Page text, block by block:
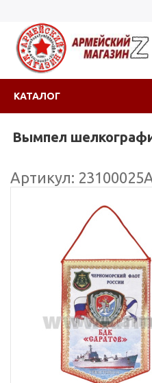
КАТАЛОГ
Вымпел
Артикул: